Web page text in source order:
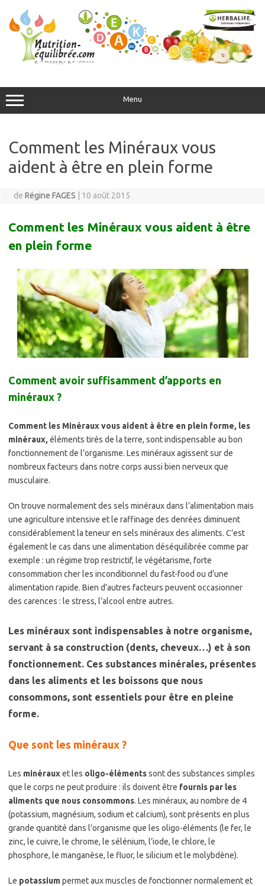
contenu
Menu
Comment les Minéraux vous
aident à être en plein forme
de Régine FAGES 10 août 2015
Comment les Minéraux vous aident à être
en plein forme
Comment avoir suffisamment d’apports en
minéraux ?
Comment les Minéraux vous aident à être en plein forme, les
minéraux, éléments tirés de la terre, sont indispensable au bon
fonctionnement de l’organisme. Les minéraux agissent sur de
nombreux facteurs dans notre corps aussi bien nerveux que
musculaire.
On trouve normalement des sels minéraux dans l’alimentation mais
une agriculture intensive et le raffinage des denrées diminuent
considérablement la teneur en sels minéraux des aliments. C’est
également le cas dans une alimentation déséquilibrée comme par
exemple : un régime trop restrictif, le végétarisme, forte
consommation cher les inconditionnel du fast-food ou d’une
alimentation rapide. Bien d’autres facteurs peuvent occasionner
des carences : le stress, l’alcool entre autres.
Les minéraux sont indispensables à notre organisme,
servant à sa construction (dents, cheveux…) et à son
fonctionnement. Ces substances minérales, présentes
dans les aliments et les boissons que nous
consommons, sont essentiels pour être en pleine
forme.
Que sont les minéraux ?
Les minérauxet les oligo-élémentssont des substances simples
que le corps ne peut produire : ils doivent être fournis par les
aliments que nous consommons. Les minéraux, au nombre de 4
(potassium, magnésium, sodium et calcium), sont présents en plus
grande quantité dans l’organisme que les oligo-éléments (le fer, le
zinc, le cuivre, le chrome, le sélénium, l’iode, le chlore, le
phosphore, le manganèse, le fluor, le silicium et le molybdène).
Le potassiumpermet aux muscles de fonctionner normalement et